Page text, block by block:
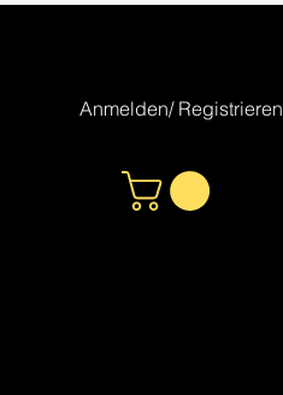
Anmelden/ Registrieren